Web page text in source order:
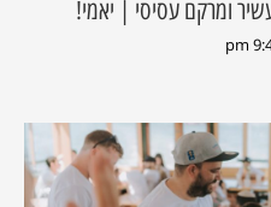
ומרקם עסיסי | יאמי!